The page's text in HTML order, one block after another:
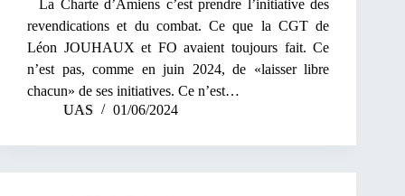
La Charte d’Amiens c’est prendre l’initiative des
revendications et du combat. Ce que la CGT de
Léon JOUHAUX et FO avaient toujours fait. Ce
n’est pas, comme en juin 2024, de «laisser libre
chacun» de ses initiatives. Ce n’est…
UAS
01/06/2024